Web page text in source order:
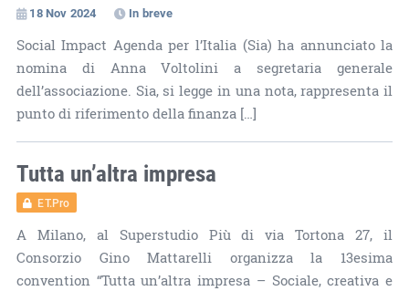
18 Nov 2024 In breve
Social Impact Agenda per l’Italia (Sia) ha annunciato la
nomina di Anna Voltolini a segretaria generale
dell’associazione. Sia, si legge in una nota, rappresenta il
punto di riferimento della finanza […]
Tutta un’altra impresa
ET.Pro
A Milano, al Superstudio Più di via Tortona 27, il
Consorzio Gino Mattarelli organizza la 13esima
convention “Tutta un’altra impresa – Sociale, creativa e